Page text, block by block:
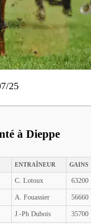
25
à Dieppe
ENTRAÎNEUR GAINS
C. Lotoux 63200
A. Fouassier 56660
J.-Ph Dubois 35700